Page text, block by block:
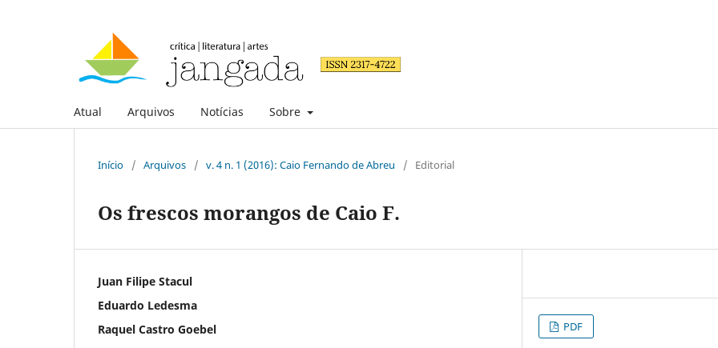
Atual Arquivos Notícias Sobre
Início / Arquivos / v. 4 n. 1 (2016): Caio Fernando de Abreu / Editorial
Os frescos morangos de Caio F.
Juan Filipe Stacul
Eduardo Ledesma
Raquel Castro Goebel
PDF